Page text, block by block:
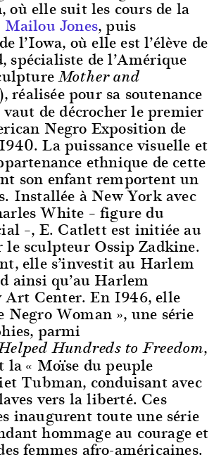
où elle suit les cours de la
Jones, puis
l’Iowa, où elle est l’élève de
spécialiste de l’Amérique
Mother and
réalisée pour sa soutenance
de décrocher le premier
Negro Exposition de
La puissance visuelle et
ethnique de cette
son enfant remportent un
Installée à New York avec
White – figure du
–, E. Catlett est initiée au
le sculpteur Ossip Zadkine.
elle s’investit au Harlem
ainsi qu’au Harlem
Center. En 1946, elle
Negro Woman », une série
parmi
Hundreds to Freedom,
la « Moïse du peuple
Tubman, conduisant avec
vers la liberté. Ces
inaugurent toute une série
hommage au courage et
femmes afro-américaines.